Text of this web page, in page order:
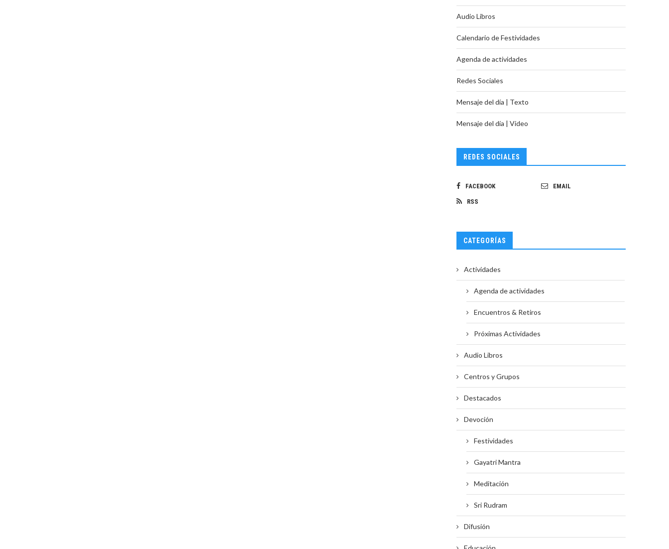
Audio Libros
Calendario de Festividades
Agenda de actividades
Redes Sociales
Mensaje del día | Texto
Mensaje del día | Video
REDES SOCIALES
FACEBOOK EMAIL
RSS
CATEGORÍAS
Actividades
Agenda de actividades
Encuentros & Retiros
Próximas Actividades
Audio Libros
Centros y Grupos
Destacados
Devoción
Festividades
Gayatri Mantra
Meditación
Sri Rudram
Difusión